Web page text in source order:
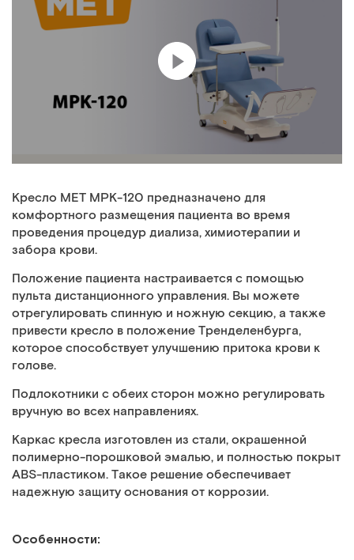
Кресло MET MPK-120 предназначено для
комфортного размещения пациента во время
проведения процедур диализа, химиотерапии и
забора крови.
Положение пациента настраивается с помощью
пульта дистанционного управления. Вы можете
отрегулировать спинную и ножную секцию, а также
привести кресло в положение Тренделенбурга,
которое способствует улучшению притока крови к
голове.
Подлокотники с обеих сторон можно регулировать
вручную во всех направлениях.
Каркас кресла изготовлен из стали, окрашенной
полимерно-порошковой эмалью, и полностью покрыт
ABS-пластиком. Такое решение обеспечивает
надежную защиту основания от коррозии.
Особенности: